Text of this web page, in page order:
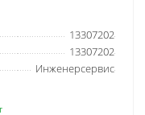
13307202
13307202
Инженерсервис